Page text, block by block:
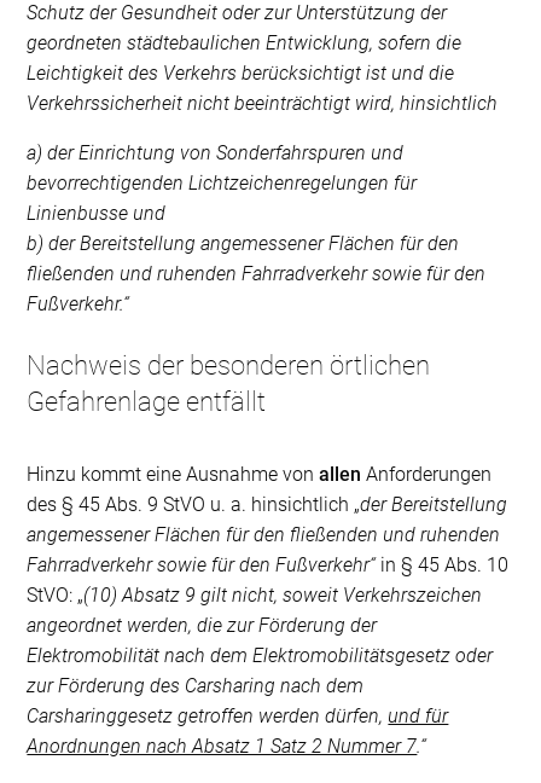
Schutz der Gesundheit oder zur Unterstützung der
geordneten städtebaulichen Entwicklung, sofern die
Leichtigkeit des Verkehrs berücksichtigt ist und die
Verkehrssicherheit nicht beeinträchtigt wird, hinsichtlich
a) der Einrichtung von Sonderfahrspuren und
bevorrechtigenden Lichtzeichenregelungen für
Linienbusse und
b) der Bereitstellung angemessener Flächen für den
fließenden und ruhenden Fahrradverkehr sowie für den
Fußverkehr.“
Nachweis der besonderen örtlichen
Gefahrenlage entfällt
Hinzu kommt eine Ausnahme vonallen Anforderungen
des § 45 Abs. 9 StVO u. a. hinsichtlich „der Bereitstellung
angemessener Flächen für den fließenden und ruhenden
Fahrradverkehr sowie für den Fußverkehr“in § 45 Abs. 10
StVO: „(10) Absatz 9 gilt nicht, soweit Verkehrszeichen
angeordnet werden, die zur Förderung der
Elektromobilität nach dem Elektromobilitätsgesetz oder
zur Förderung des Carsharing nach dem
Carsharinggesetz getroffen werden dürfen, und für
Anordnungen nach Absatz 1 Satz 2 Nummer 7.“